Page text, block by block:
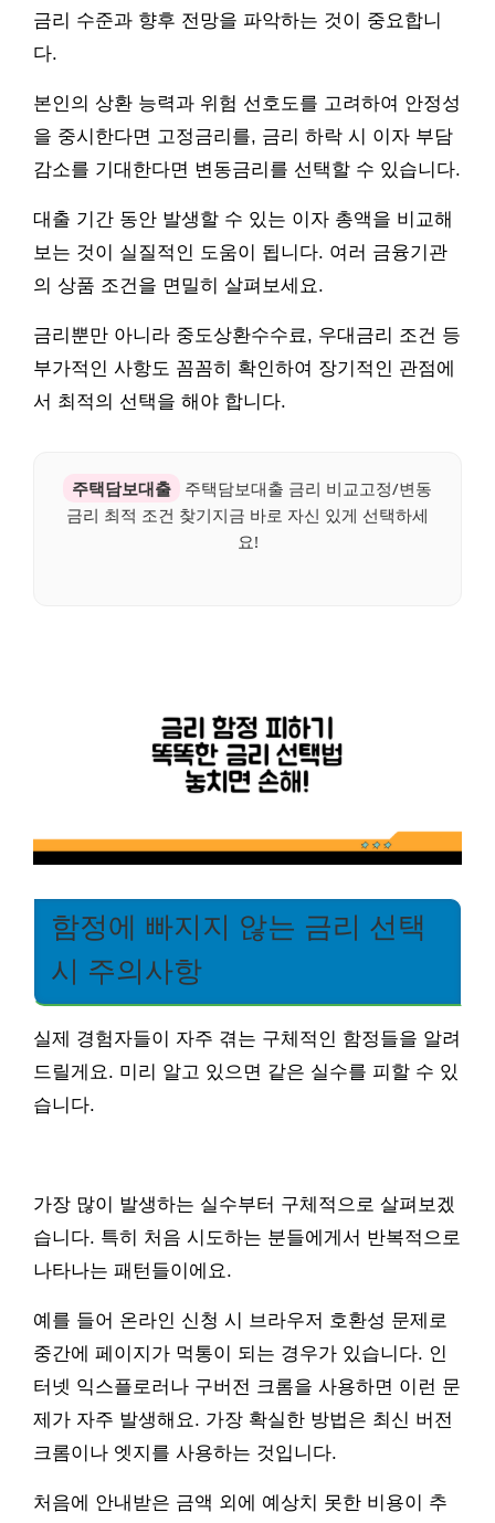
금리 수준과 향후 전망을 파악하는 것이 중요합니
다.
본인의 상환 능력과 위험 선호도를 고려하여 안정성
을 중시한다면 고정금리를, 금리 하락 시 이자 부담
감소를 기대한다면 변동금리를 선택할 수 있습니다.
대출 기간 동안 발생할 수 있는 이자 총액을 비교해
보는 것이 실질적인 도움이 됩니다. 여러 금융기관
의 상품 조건을 면밀히 살펴보세요.
금리뿐만 아니라 중도상환수수료, 우대금리 조건 등
부가적인 사항도 꼼꼼히 확인하여 장기적인 관점에
서 최적의 선택을 해야 합니다.
주택담보대출
주택담보대출 금리 비교고정/변동
금리 최적 조건 찾기지금 바로 자신 있게 선택하세
요!
함정에 빠지지 않는 금리 선택
시 주의사항
실제 경험자들이 자주 겪는 구체적인 함정들을 알려
드릴게요. 미리 알고 있으면 같은 실수를 피할 수 있
습니다.
가장 많이 발생하는 실수부터 구체적으로 살펴보겠
습니다. 특히 처음 시도하는 분들에게서 반복적으로
나타나는 패턴들이에요.
예를 들어 온라인 신청 시 브라우저 호환성 문제로
중간에 페이지가 먹통이 되는 경우가 있습니다. 인
터넷 익스플로러나 구버전 크롬을 사용하면 이런 문
제가 자주 발생해요. 가장 확실한 방법은 최신 버전
크롬이나 엣지를 사용하는 것입니다.
처음에 안내받은 금액 외에 예상치 못한 비용이 추